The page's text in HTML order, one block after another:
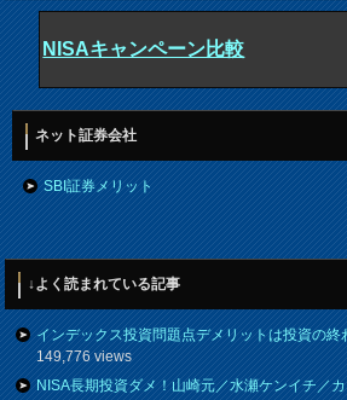
NISAキャンペーン比較
ネット証券会社
SBI証券メリット
↓よく読まれている記事
インデックス投資問題点デメリットは投資の
149,776 views
NISA長期投資ダメ！山崎元／水瀬ケンイチ／